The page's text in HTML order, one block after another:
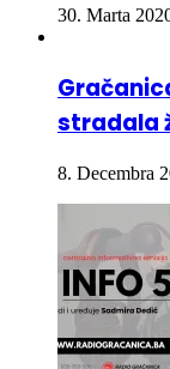
stradala
8. Decembra